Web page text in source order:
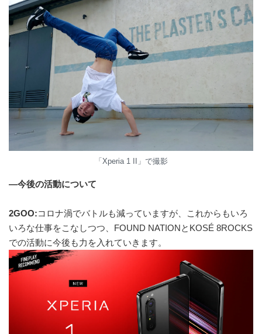
「Xperia 1 II」で撮影
—今後の活動について
2GOO:コロナ渦でバトルも減っていますが、これからもいろ
いろな仕事をこなしつつ、FOUND NATIONとKOSÉ 8ROCKS
での活動に今後も力を入れていきます。